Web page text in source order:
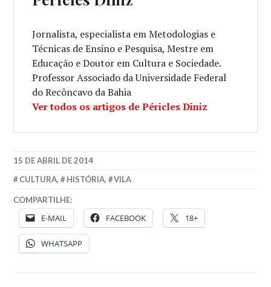
Jornalista, especialista em Metodologias e
Técnicas de Ensino e Pesquisa, Mestre em
Educação e Doutor em Cultura e Sociedade.
Professor Associado da Universidade Federal
do Recôncavo da Bahia
Ver todos os artigos de Péricles Diniz
15 DE ABRIL DE 2014
CULTURA, HISTÓRIA, VILA
COMPARTILHE:
E-MAIL FACEBOOK 18+
WHATSAPP